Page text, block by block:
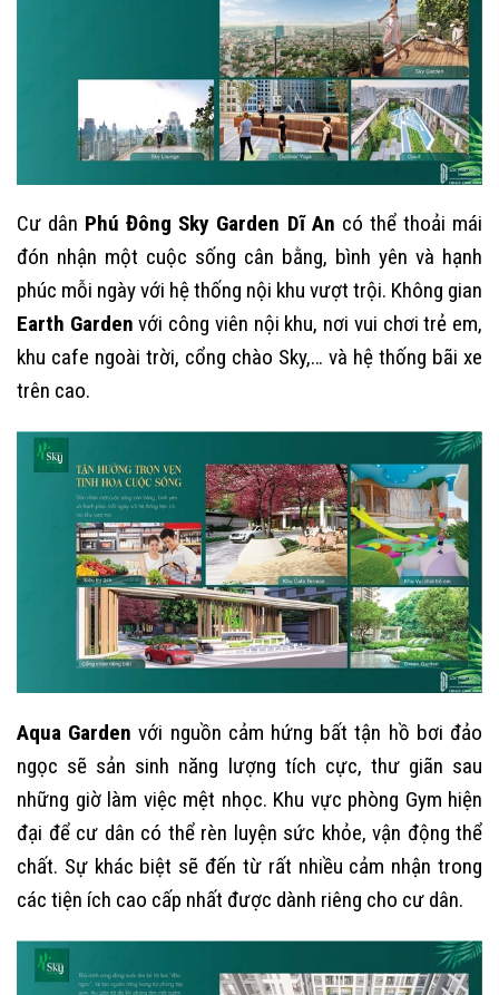
Cư dân Phú Đông Sky Garden Dĩ An có thể thoải mái
đón nhận một cuộc sống cân bằng, bình yên và hạnh
phúc mỗi ngày với hệ thống nội khu vượt trội. Không gian
Earth Garden với công viên nội khu, nơi vui chơi trẻ em,
khu cafe ngoài trời, cổng chào Sky,… và hệ thống bãi xe
trên cao.
Aqua Garden với nguồn cảm hứng bất tận hồ bơi đảo
ngọc sẽ sản sinh năng lượng tích cực, thư giãn sau
những giờ làm việc mệt nhọc. Khu vực phòng Gym hiện
đại để cư dân có thể rèn luyện sức khỏe, vận động thể
chất. Sự khác biệt sẽ đến từ rất nhiều cảm nhận trong
các tiện ích cao cấp nhất được dành riêng cho cư dân.